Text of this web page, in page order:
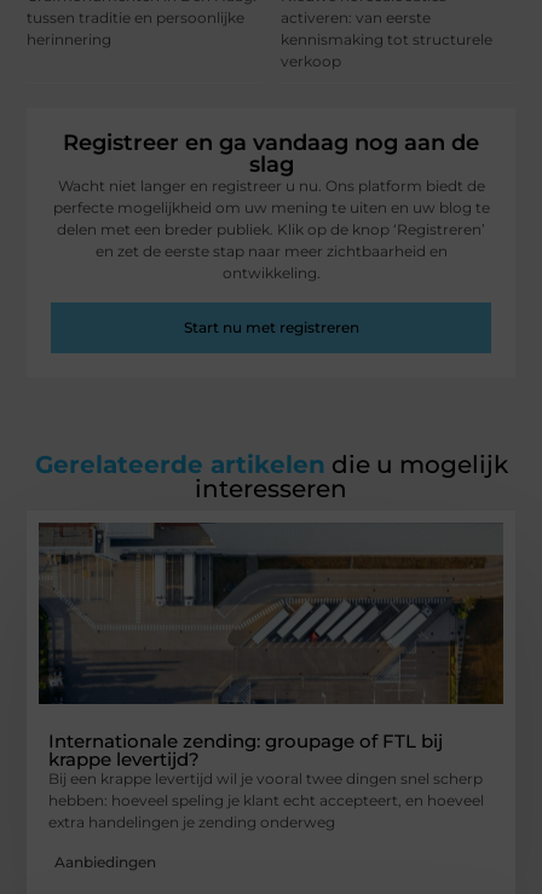
tussen traditie en persoonlijke
herinnering
activeren: van eerste
kennismaking tot structurele
verkoop
Registreer en ga vandaag nog aan de
slag
Wacht niet langer en registreer u nu. Ons platform biedt de
perfecte mogelijkheid om uw mening te uiten en uw blog te
delen met een breder publiek. Klik op de knop ‘Registreren’
en zet de eerste stap naar meer zichtbaarheid en
ontwikkeling.
Start nu met registreren
Gerelateerde artikelen die u mogelijk
interesseren
Internationale zending: groupage of FTL bij
krappe levertijd?
Bij een krappe levertijd wil je vooral twee dingen snel scherp
hebben: hoeveel speling je klant echt accepteert, en hoeveel
extra handelingen je zending onderweg
Aanbiedingen